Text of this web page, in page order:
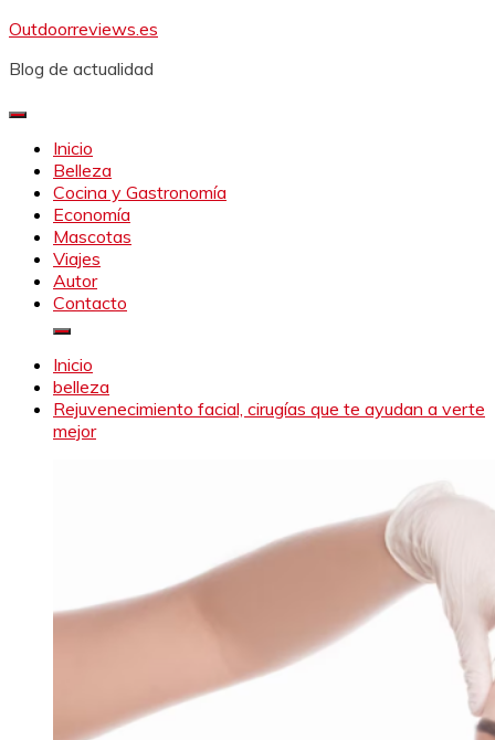
Saltar
contenido
Outdoorreviews.es
Blog de actualidad
Inicio
Belleza
Cocina y Gastronomía
Economía
Mascotas
Viajes
Autor
Contacto
Inicio
belleza
Rejuvenecimiento facial, cirugías que te ayudan a verte
mejor